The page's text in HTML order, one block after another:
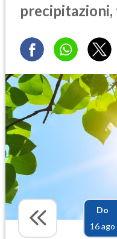
Do
16 ago